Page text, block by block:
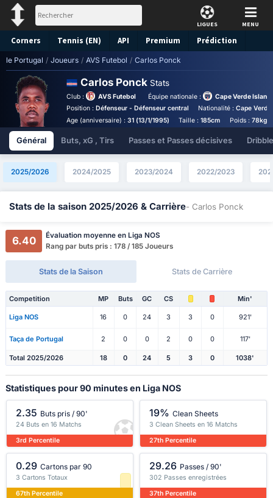
LIGUES MENU
Corners Tennis (EN) API Premium Prédiction
le Portugal / Joueurs / AVS Futebol / Carlos Ponck
Carlos Ponck Stats
Club : AVS Futebol Équipe nationale :
Cape Verde
Position : Défenseur - Défenseur central Nationalité :Cape Verde
Age (anniversaire) : 31 (13/1/1995) Taille :185cm Poids : 78kg
Général Buts, xG , Tirs Passes et Passes décisives
2025/2026 2024/2025 2023/2024 2022/2023
Stats de la saison 2025/2026 & Carrière- Carlos Ponck
6.40
Évaluation moyenne en Liga NOS
Rang par buts pris : 178 / 185 Joueurs
Stats de la Saison Stats de Carrière
Competition MP Buts GC CS Min'
Liga NOS 16 0 24 3 3 0 921'
Taça de Portugal 2 0 0 2 0 0 117'
Total 2025/2026 18 0 24 5 3 0 1038'
Statistiques pour 90 minutes en Liga NOS
2.35 Buts pris / 90'
24 Buts en 16 Matchs
3rd Percentile
19% Clean Sheets
3 Clean Sheets en 16 Matchs
27th Percentile
0.29 Cartons par 90
3 Cartons Totaux
67th Percentile
29.26 Passes / 90'
302 Passes enregistrées
37th Percentile